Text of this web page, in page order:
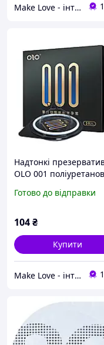
Make Love - інтим бутик
Надтонкі
OLO 001
презерватив в
Готово до відправки
104₴
Купити
Make Love - інтим бутик